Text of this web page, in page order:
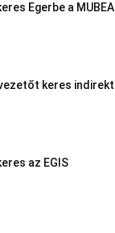
Egerbe a MUBEA
keres indirekt
az EGIS